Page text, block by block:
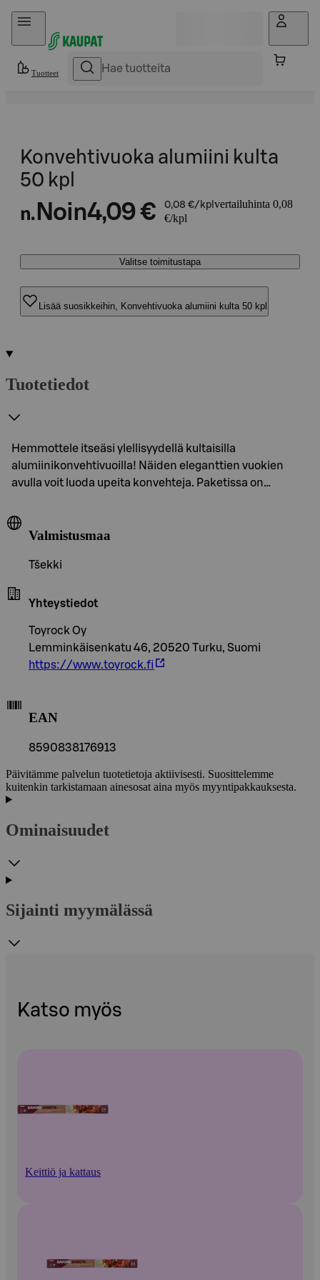
Hyppää sisältöön
Tuotteet
Konvehtivuoka alumiini kulta
50 kpl
n. Noin4,09 € 0,08 €/kpl vertailuhinta 0,08
€/kpl
Valitse toimitustapa
Lisää suosikkeihin, Konvehtivuoka alumiini kulta 50 kpl
Tuotetiedot
Hemmottele itseäsi ylellisyydellä kultaisilla
alumiinikonvehtivuoilla! Näiden eleganttien vuokien
avulla voit luoda upeita konvehteja. Paketissa on…
Valmistusmaa
Tšekki
Yhteystiedot
Toyrock Oy
Lemminkäisenkatu 46, 20520 Turku, Suomi
https://www.toyrock.fi
EAN
8590838176913
Päivitämme palvelun tuotetietoja aktiivisesti. Suosittelemme
kuitenkin tarkistamaan ainesosat aina myös myyntipakkauksesta.
Ominaisuudet
Sijainti myymälässä
Katso myös
Keittiö ja kattaus